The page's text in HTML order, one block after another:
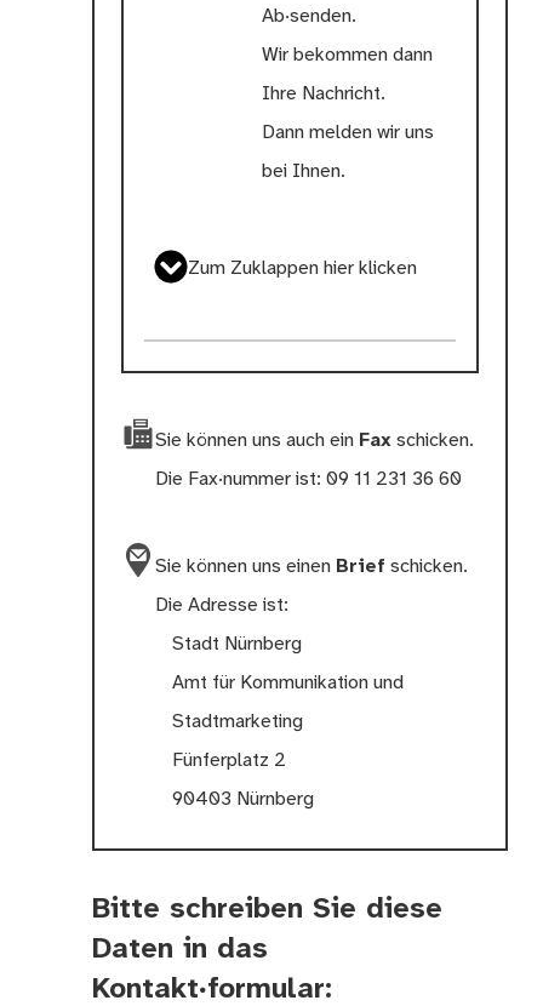
Ab·senden.
Wir bekommen dann
Ihre Nachricht.
Dann melden wir uns
bei Ihnen.
Zum Zuklappen hier klicken
Sie können uns auch ein Faxschicken.
Die Fax·nummer ist: 09 11 231 36 60
Sie können uns einen Brief schicken.
Die Adresse ist:
Stadt Nürnberg
Amt für Kommunikation und
Stadtmarketing
Fünferplatz 2
90403 Nürnberg
Bitte schreiben Sie diese
Daten in das
Kontakt∙formular: